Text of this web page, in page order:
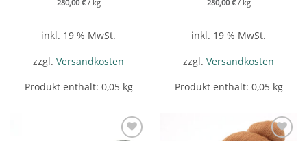
280,00 €/ kg
inkl. 19 % MwSt.
zzgl. Versandkosten
Produkt enthält: 0,05 kg
280,00 €/ kg
inkl. 19 % MwSt.
zzgl. Versandkosten
Produkt enthält: 0,05 kg